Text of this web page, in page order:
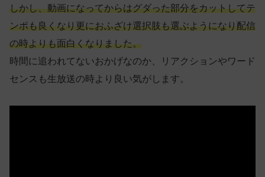
しかし、動画になってからはグダった部分をカットしてテ
ンポも良くなり更におふざけ選択肢も選ぶようになり配信
の時よりも面白くなりました。
時間に追われてないおかげなのか、リアクションやワード
センスも生放送の時より良い気がします。